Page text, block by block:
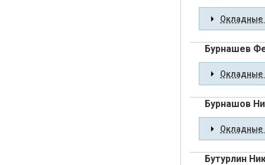
Окладные
Бурнашев
Окладные
Бурнашов
Окладные
Бутурлин